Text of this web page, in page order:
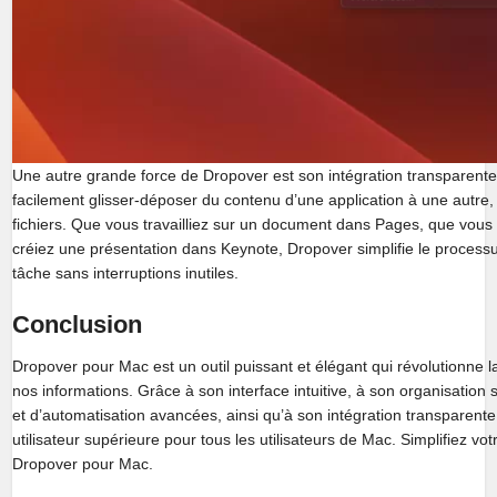
Une autre grande force de Dropover est son intégration
facilement glisser-déposer du contenu d’une application à une
fichiers. Que vous travailliez sur un document dans Pages, que
créiez une présentation dans Keynote, Dropover simplifie le
tâche sans interruptions inutiles.
Conclusion
Dropover pour Mac est un outil puissant et élégant qui révolutionne
nos informations. Grâce à son interface intuitive, à son
et d’automatisation avancées, ainsi qu’à son intégration
utilisateur supérieure pour tous les utilisateurs de Mac. Simplifiez
Dropover pour Mac.